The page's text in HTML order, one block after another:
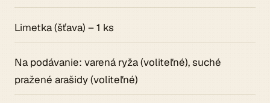
Limetka (šťava) – 1 ks
Na podávanie: varená ryža (voliteľné), suché
pražené arašidy (voliteľné)